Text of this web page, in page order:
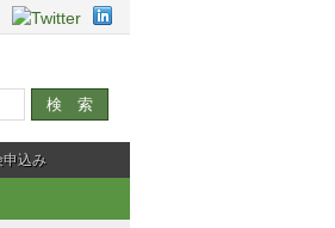
申込み